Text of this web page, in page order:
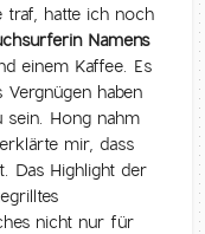
traf, hatte ich noch
Namens
einem Kaffee. Es
haben
sein. Hong nahm
mir, dass
Das Highlight der
nicht nur für